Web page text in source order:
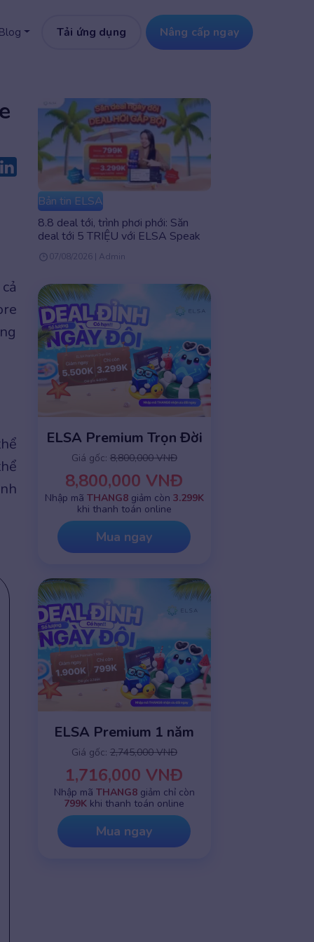
Blog Tải ứng dụng Nâng cấp ngay
Bản tin ELSA
8.8 deal tới, trình phơi phới: Săn
deal tới 5 TRIỆU với ELSA Speak
07/08/2026 | Admin
ELSA Premium Trọn Đời
Giá gốc: 8,800,000 VNĐ
8,800,000 VNĐ
Nhập mã THANG8giảm còn 3.299K
khi thanh toán online
Mua ngay
ELSA Premium 1 năm
Giá gốc: 2,745,000 VNĐ
1,716,000 VNĐ
Nhập mã THANG8giảm chỉ còn
799K khi thanh toán online
Mua ngay